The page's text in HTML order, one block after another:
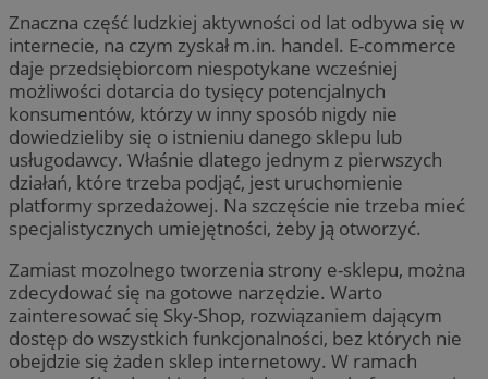
Znaczna część ludzkiej aktywności od lat odbywa się w
internecie, na czym zyskał m.in. handel. E-commerce
daje przedsiębiorcom niespotykane wcześniej
możliwości dotarcia do tysięcy potencjalnych
konsumentów, którzy w inny sposób nigdy nie
dowiedzieliby się o istnieniu danego sklepu lub
usługodawcy. Właśnie dlatego jednym z pierwszych
działań, które trzeba podjąć, jest uruchomienie
platformy sprzedażowej. Na szczęście nie trzeba mieć
specjalistycznych umiejętności, żeby ją otworzyć.
Zamiast mozolnego tworzenia strony e-sklepu, można
zdecydować się na gotowe narzędzie. Warto
zainteresować się Sky-Shop, rozwiązaniem dającym
dostęp do wszystkich funkcjonalności, bez których nie
obejdzie się żaden sklep internetowy. W ramach